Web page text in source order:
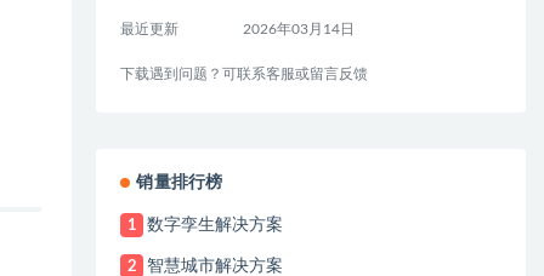
最近更新 2026年03月14日
下载遇到问题？可联系客服或留言反馈
销量排行榜
1 数字孪生解决方案
2 智慧城市解决方案